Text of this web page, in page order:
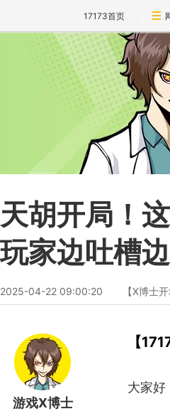
17173首页
游戏X博士
天胡开局！
玩家边吐槽
2025-04-22 09:00:20 【X博士
【
大家好